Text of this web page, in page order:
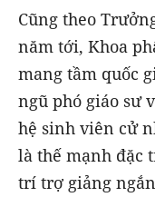
Cũng theo
năm tới, Khoa
mang tầm quốc
ngũ phó giáo sư
hệ sinh viên cử
là thế mạnh đặc
trí trợ giảng